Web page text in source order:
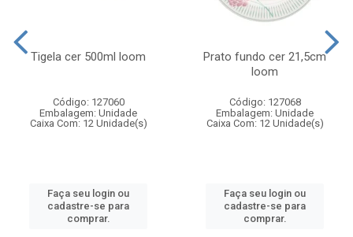
Tigela cer 500ml loom
Código: 127060
Embalagem: Unidade
Caixa Com: 12 Unidade(s)
Faça seu login ou
cadastre-se para
comprar.
Prato fundo cer 21,5cm
loom
Código: 127068
Embalagem: Unidade
Caixa Com: 12 Unidade(s)
Faça seu login ou
cadastre-se para
comprar.